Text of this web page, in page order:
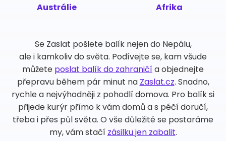
Austrálie Afrika
Se Zaslat pošlete balík nejen do Nepálu,
ale i kamkoliv do světa. Podívejte se, kam všude
můžete poslat balík do zahraničía objednejte
přepravu během pár minut na Zaslat.cz. Snadno,
rychle a nejvýhodněji z pohodlí domova. Pro balík si
přijede kurýr přímo k vám domů a s péčí doručí,
třeba i přes půl světa. O vše důležité se postaráme
my, vám stačí zásilku jen zabalit.